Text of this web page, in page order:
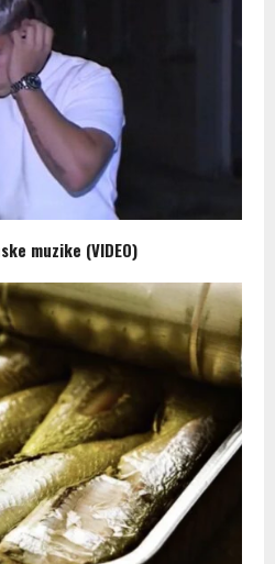
muzike (VIDEO)